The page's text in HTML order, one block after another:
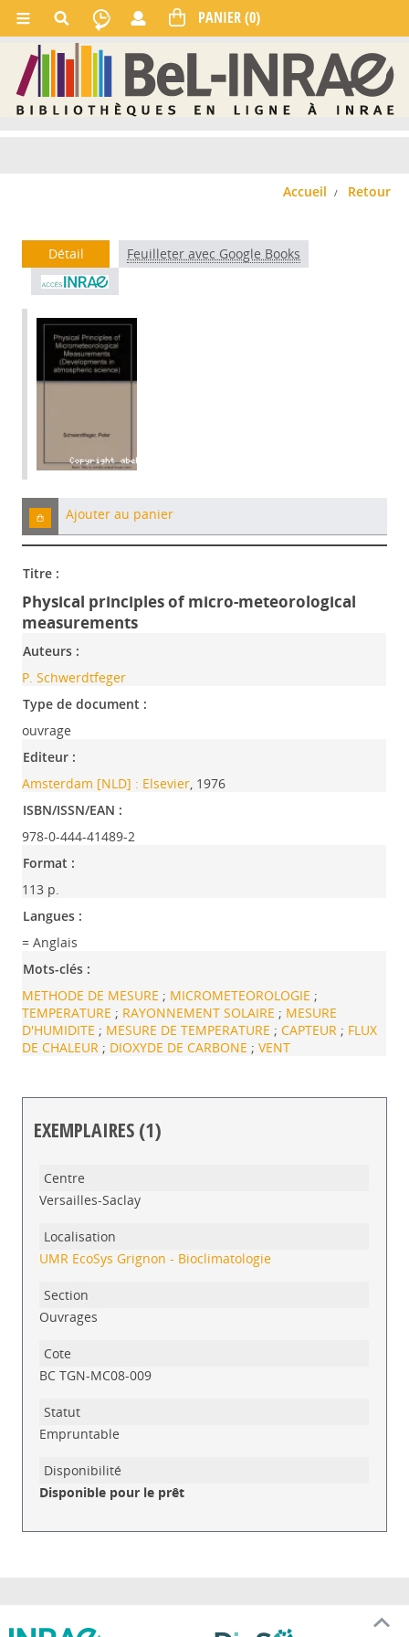
Accueil Retour
Détail Feuilleter avec Google Books
Ajouter au panier
Titre :
Physical principles of micro-meteorological
measurements
Auteurs :
P. Schwerdtfeger
Type de document :
ouvrage
Editeur :
Amsterdam [NLD] : Elsevier , 1976
ISBN/ISSN/EAN :
978-0-444-41489-2
Format :
113 p.
Langues :
= Anglais
Mots-clés :
METHODE DE MESURE ; MICROMETEOROLOGIE ;
TEMPERATURE ; RAYONNEMENT SOLAIRE ; MESURE
D'HUMIDITE ; MESURE DE TEMPERATURE ;CAPTEUR ; FLUX
DE CHALEUR ; DIOXYDE DE CARBONE ;VENT
EXEMPLAIRES (1)
Versailles-Saclay
UMR EcoSys Grignon - Bioclimatologie
Ouvrages
BC TGN-MC08-009
Empruntable
Disponible pour le prêt